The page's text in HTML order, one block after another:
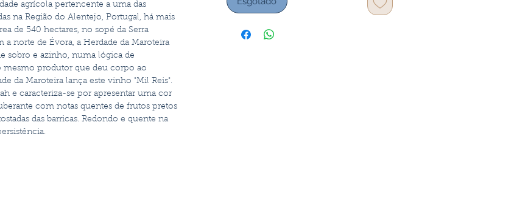
agrícola pertencente a uma das
na Região do Alentejo, Portugal, há mais
de 540 hectares, no sopé da Serra
a norte de Évora, a Herdade da Maroteira
sobro e azinho, numa lógica de
mesmo produtor que deu corpo ao
da Maroteira lança este vinho "Mil Reis".
e caracteriza-se por apresentar uma cor
com notas quentes de frutos pretos
das barricas. Redondo e quente na